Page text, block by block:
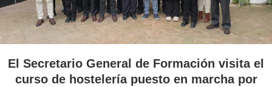
El Secretario General de Formación visita el
curso de hostelería puesto en marcha por